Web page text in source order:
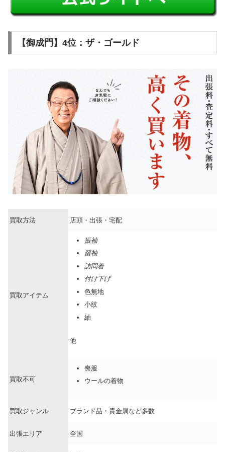
【御成門】4位：ザ・ゴールド
買取方法 店頭・出張・宅配
買取アイテム
振袖
留袖
訪問着
付け下げ
色無地
小紋
紬
他
買取不可
喪服
ウールの着物
買取ジャンル ブランド品・貴金属など多数
出張エリア 全国